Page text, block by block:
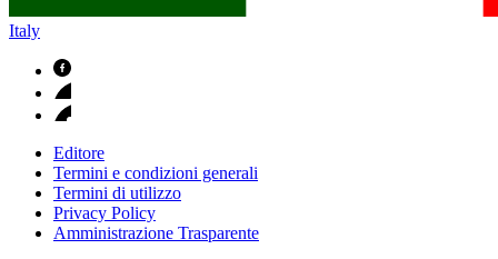
Italy
Editore
Termini e condizioni generali
Termini di utilizzo
Privacy Policy
Amministrazione Trasparente